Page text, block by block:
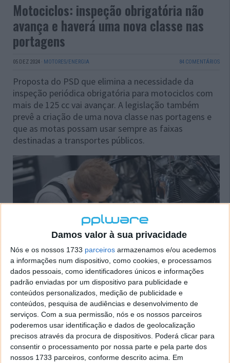
Damos valor à sua privacidade
Nós e os nossos 1733 parceiros armazenamos e/ou acedemos
a informações num dispositivo, como cookies, e processamos
dados pessoais, como identificadores únicos e informações
padrão enviadas por um dispositivo para publicidade e
conteúdos personalizados, medição de publicidade e
conteúdos, pesquisa de audiências e desenvolvimento de
serviços. Com a sua permissão, nós e os nossos parceiros
poderemos usar identificação e dados de geolocalização
precisos através da procura de dispositivos. Poderá clicar para
consentir o processamento por nossa parte e pela parte dos
nossos 1733 parceiros, conforme descrito acima. Em
Motociclos: inspeção obrigatória não
avança e haverá uma nova classe nas
portagens
05 DEZ 2024 · MOTORES/ENERGIA 84 COMENTÁRIOS
Proposta do PSD que elimina a necessidade da
inspeção periódica obrigatória para motociclos com
mais de 125 cc vai avançar. A legislação também
prevê a criação de uma nova classe nas portagens e
que as motas possam usar sempre as faixas
destinadas a transportes públicos.
PUB